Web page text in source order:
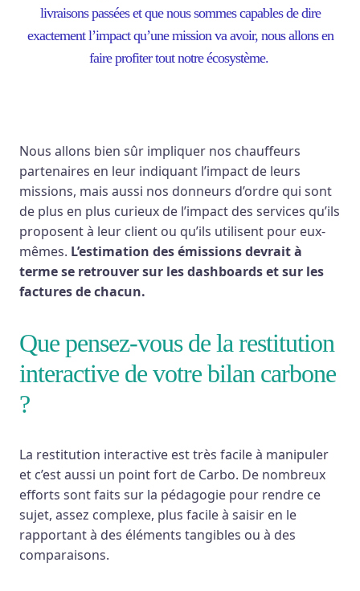
livraisons passées et que nous sommes capables de dire
exactement l’impact qu’une mission va avoir, nous allons en
faire profiter tout notre écosystème.
Nous allons bien sûr impliquer nos chauffeurs
partenaires en leur indiquant l’impact de leurs
missions, mais aussi nos donneurs d’ordre qui sont
de plus en plus curieux de l’impact des services qu’ils
proposent à leur client ou qu’ils utilisent pour eux-
mêmes. L’estimation des émissions devrait à
terme se retrouver sur les dashboards et sur les
factures de chacun.
Que pensez-vous de la restitution
interactive de votre bilan carbone
?
La restitution interactive est très facile à manipuler
et c’est aussi un point fort de Carbo. De nombreux
efforts sont faits sur la pédagogie pour rendre ce
sujet, assez complexe, plus facile à saisir en le
rapportant à des éléments tangibles ou à des
comparaisons.